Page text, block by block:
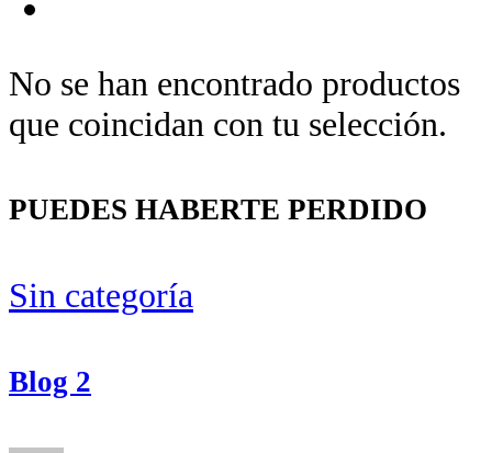
No se han encontrado productos
que coincidan con tu selección.
PUEDES HABERTE PERDIDO
Sin categoría
Blog 2